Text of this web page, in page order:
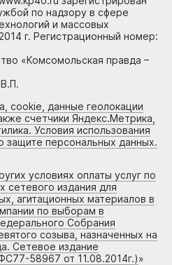
по надзору в сфере
и массовых
г. Регистрационный номер:
«Комсомольская правда –
cookie, данные геолокации
счетчики Яндекс.Метрика,
Условия использования
защите персональных данных.
условиях оплаты услуг по
сетевого издания для
агитационных материалов в
по выборам в
Собрания
созыва, назначенных на
Сетевое издание
58967 от 11.08.2014г.)»